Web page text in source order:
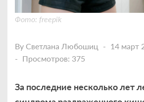
Фото: freepik
By Светлана Любошиц
14 март
Просмотров: 375
За последние несколько лет